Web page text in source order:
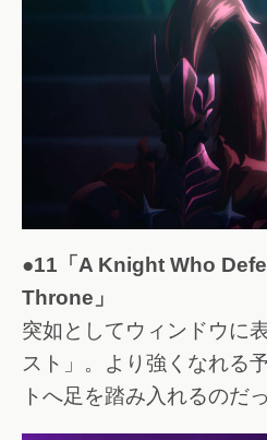
●11「A Knight Who
Throne」
突如としてウィンドウに
スト」。より強くなれる
トへ足を踏み入れるのだっ